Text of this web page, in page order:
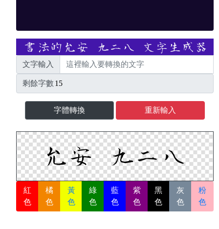
文字輸入
剩餘字數
字體轉換 重新輸入
紅
色
橘
色
黃
色
綠
色
藍
色
紫
色
黑
色
灰
色
粉
色